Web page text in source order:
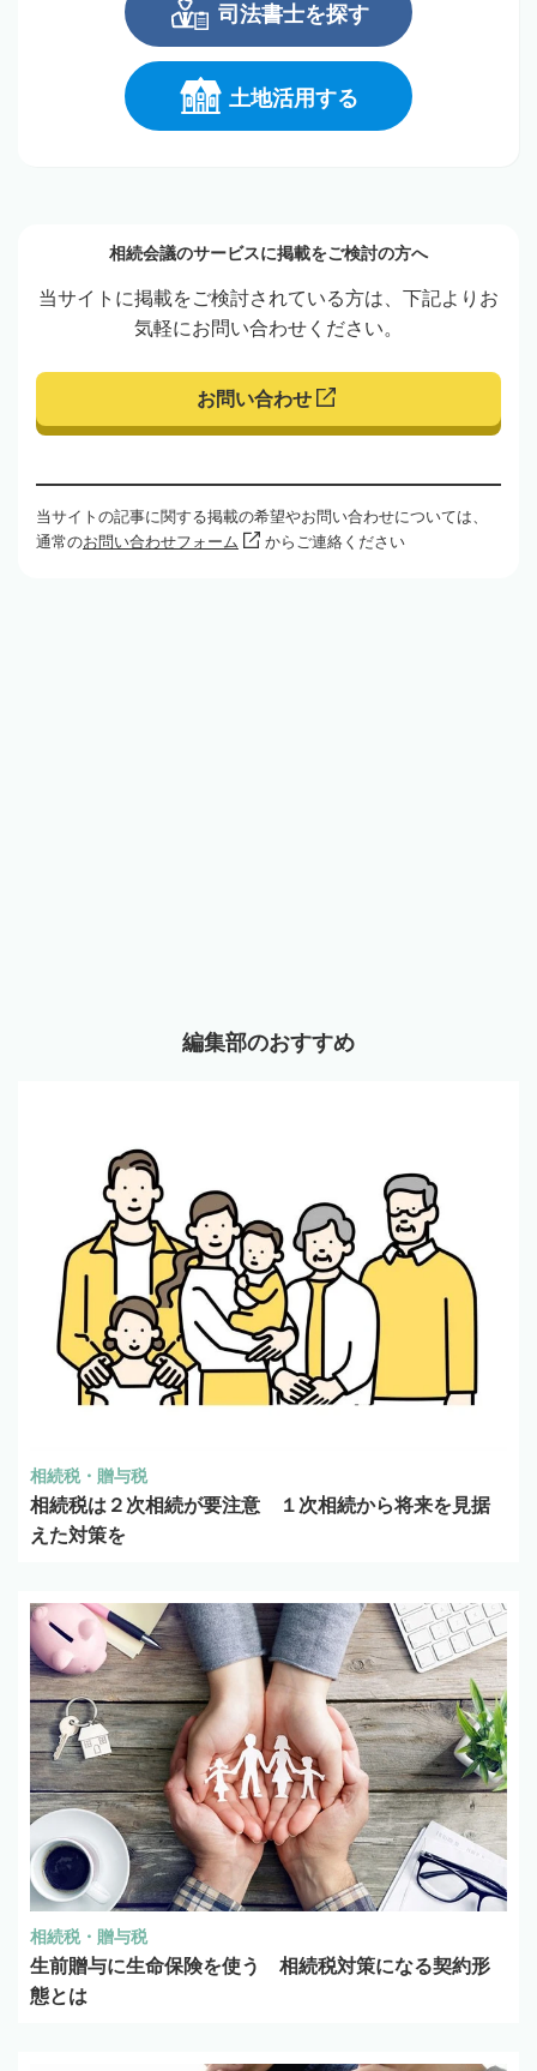
司法書士を探す
土地活用する
相続会議のサービスに掲載をご検討の方へ
当サイトに掲載をご検討されている方は、下記よりお
気軽にお問い合わせください。
お問い合わせ
当サイトの記事に関する掲載の希望やお問い合わせについては、
通常のお問い合わせフォーム からご連絡ください
編集部のおすすめ
相続税・贈与税
相続税は２次相続が要注意 １次相続から将来を見据
えた対策を
相続税・贈与税
生前贈与に生命保険を使う 相続税対策になる契約形
態とは